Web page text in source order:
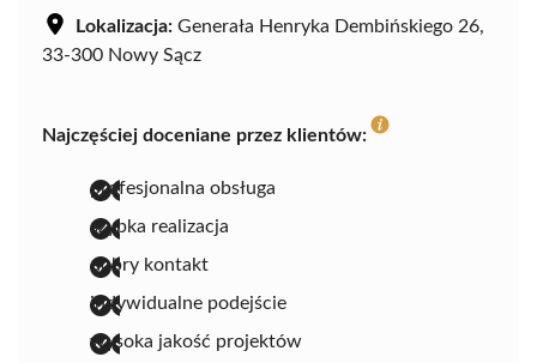
Lokalizacja: Generała Henryka Dembińskiego 26,
33-300 Nowy Sącz
Najczęściej doceniane przez klientów:
profesjonalna obsługa
szybka realizacja
dobry kontakt
indywidualne podejście
wysoka jakość projektów